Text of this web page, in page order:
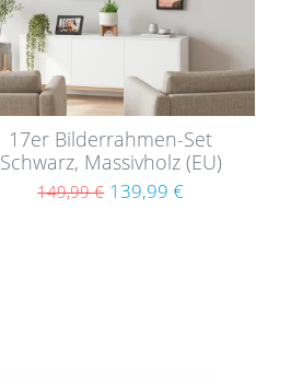
17er Bilderrahmen-Set
Schwarz, Massivholz (EU)
149,99 € 139,99 €